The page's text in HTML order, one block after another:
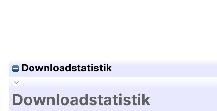
Downloadstatistik
Downloadstatistik